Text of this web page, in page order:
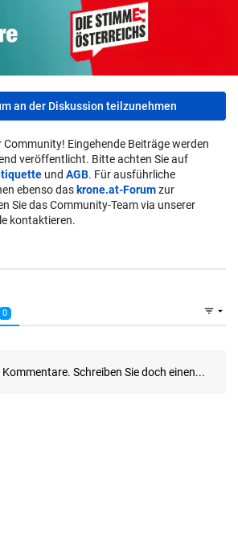
an der Diskussion teilzunehmen
Community! Eingehende Beiträge werden
veröffentlicht. Bitte achten Sie auf
und AGB. Für ausführliche
ebenso das krone.at-Forumzur
Sie das Community-Team via unserer
kontaktieren.